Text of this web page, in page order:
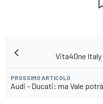
Vita4One
PROSSIMO ARTICOLO
Audi - Ducati: ma Vale